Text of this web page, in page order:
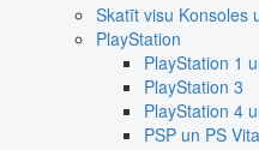
Skatīt visu Konsoles
PlayStation
PlayStation 1
PlayStation 3
PlayStation 4
PSP un PS Vita